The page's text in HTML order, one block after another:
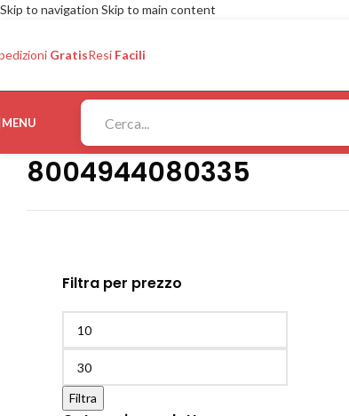
Skip to navigation Skip to main content
GratisResi Facili
MENU
8004944080335
Filtra per prezzo
Filtra